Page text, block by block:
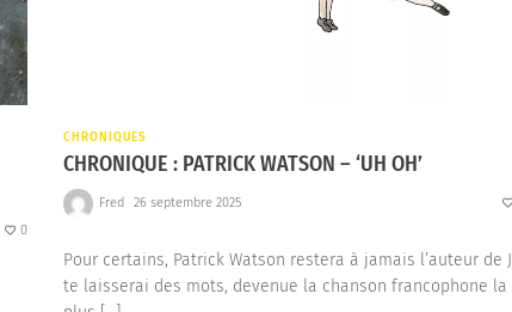
0
CHRONIQUES
CHRONIQUE : PATRICK WATSON – ‘UH OH’
Fred 26 septembre 2025
Pour certains, Patrick Watson restera à jamais l’auteur de
te laisserai des mots, devenue la chanson francophone la